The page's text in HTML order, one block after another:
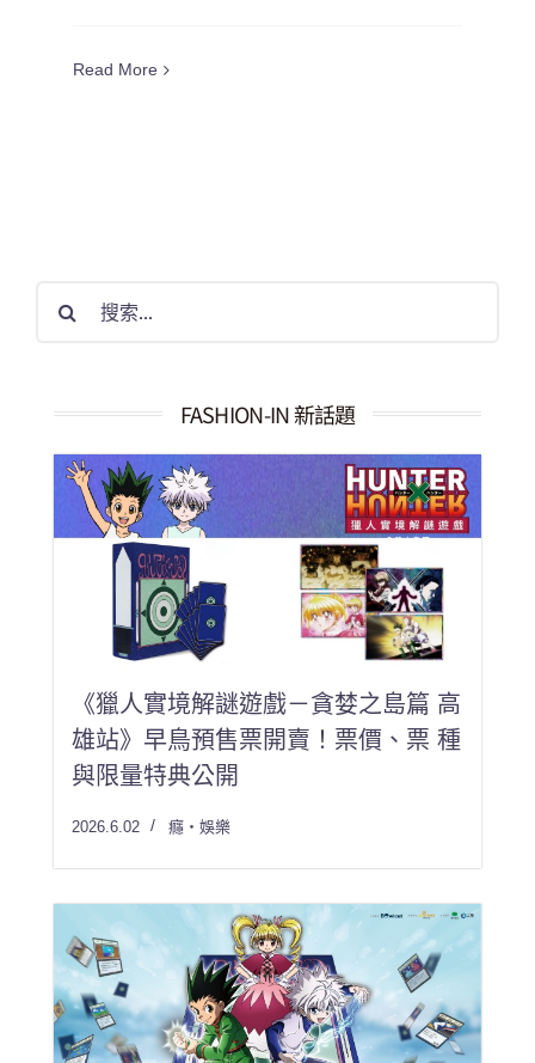
Read More
果：
FASHION-IN 新話題
《獵人實境解謎遊戲－貪婪之島篇 高
雄站》早鳥預售票開賣！票價、票 種
與限量特典公開
2026.6.02 癮・娛樂